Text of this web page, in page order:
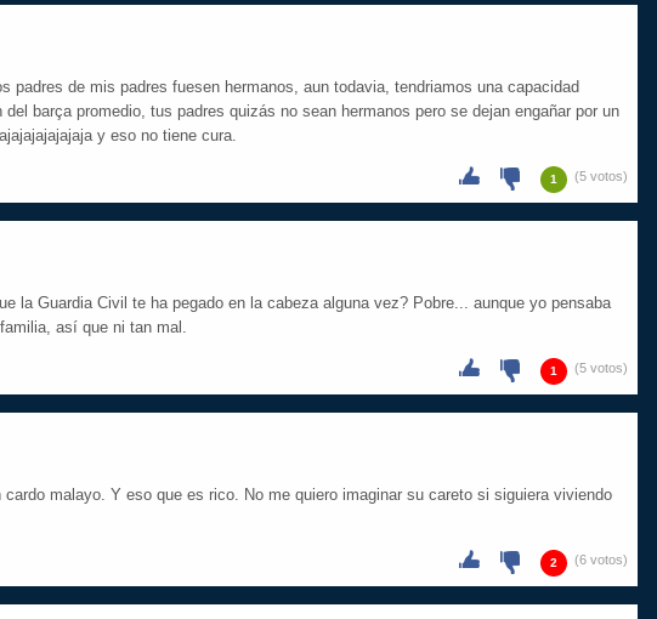
padres de mis padres fuesen hermanos, aun todavia, tendriamos una capacidad
barça promedio, tus padres quizás no sean hermanos pero se dejan engañar por un
y eso no tiene cura.
1 (5 votos)
la Guardia Civil te ha pegado en la cabeza alguna vez? Pobre... aunque yo pensaba
así que ni tan mal.
1 (5 votos)
malayo. Y eso que es rico. No me quiero imaginar su careto si siguiera viviendo
2 (6 votos)